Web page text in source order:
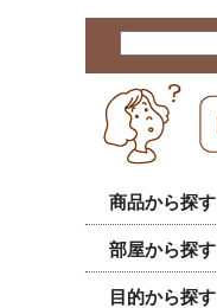
商品から探す
部屋から探す
目的から探す